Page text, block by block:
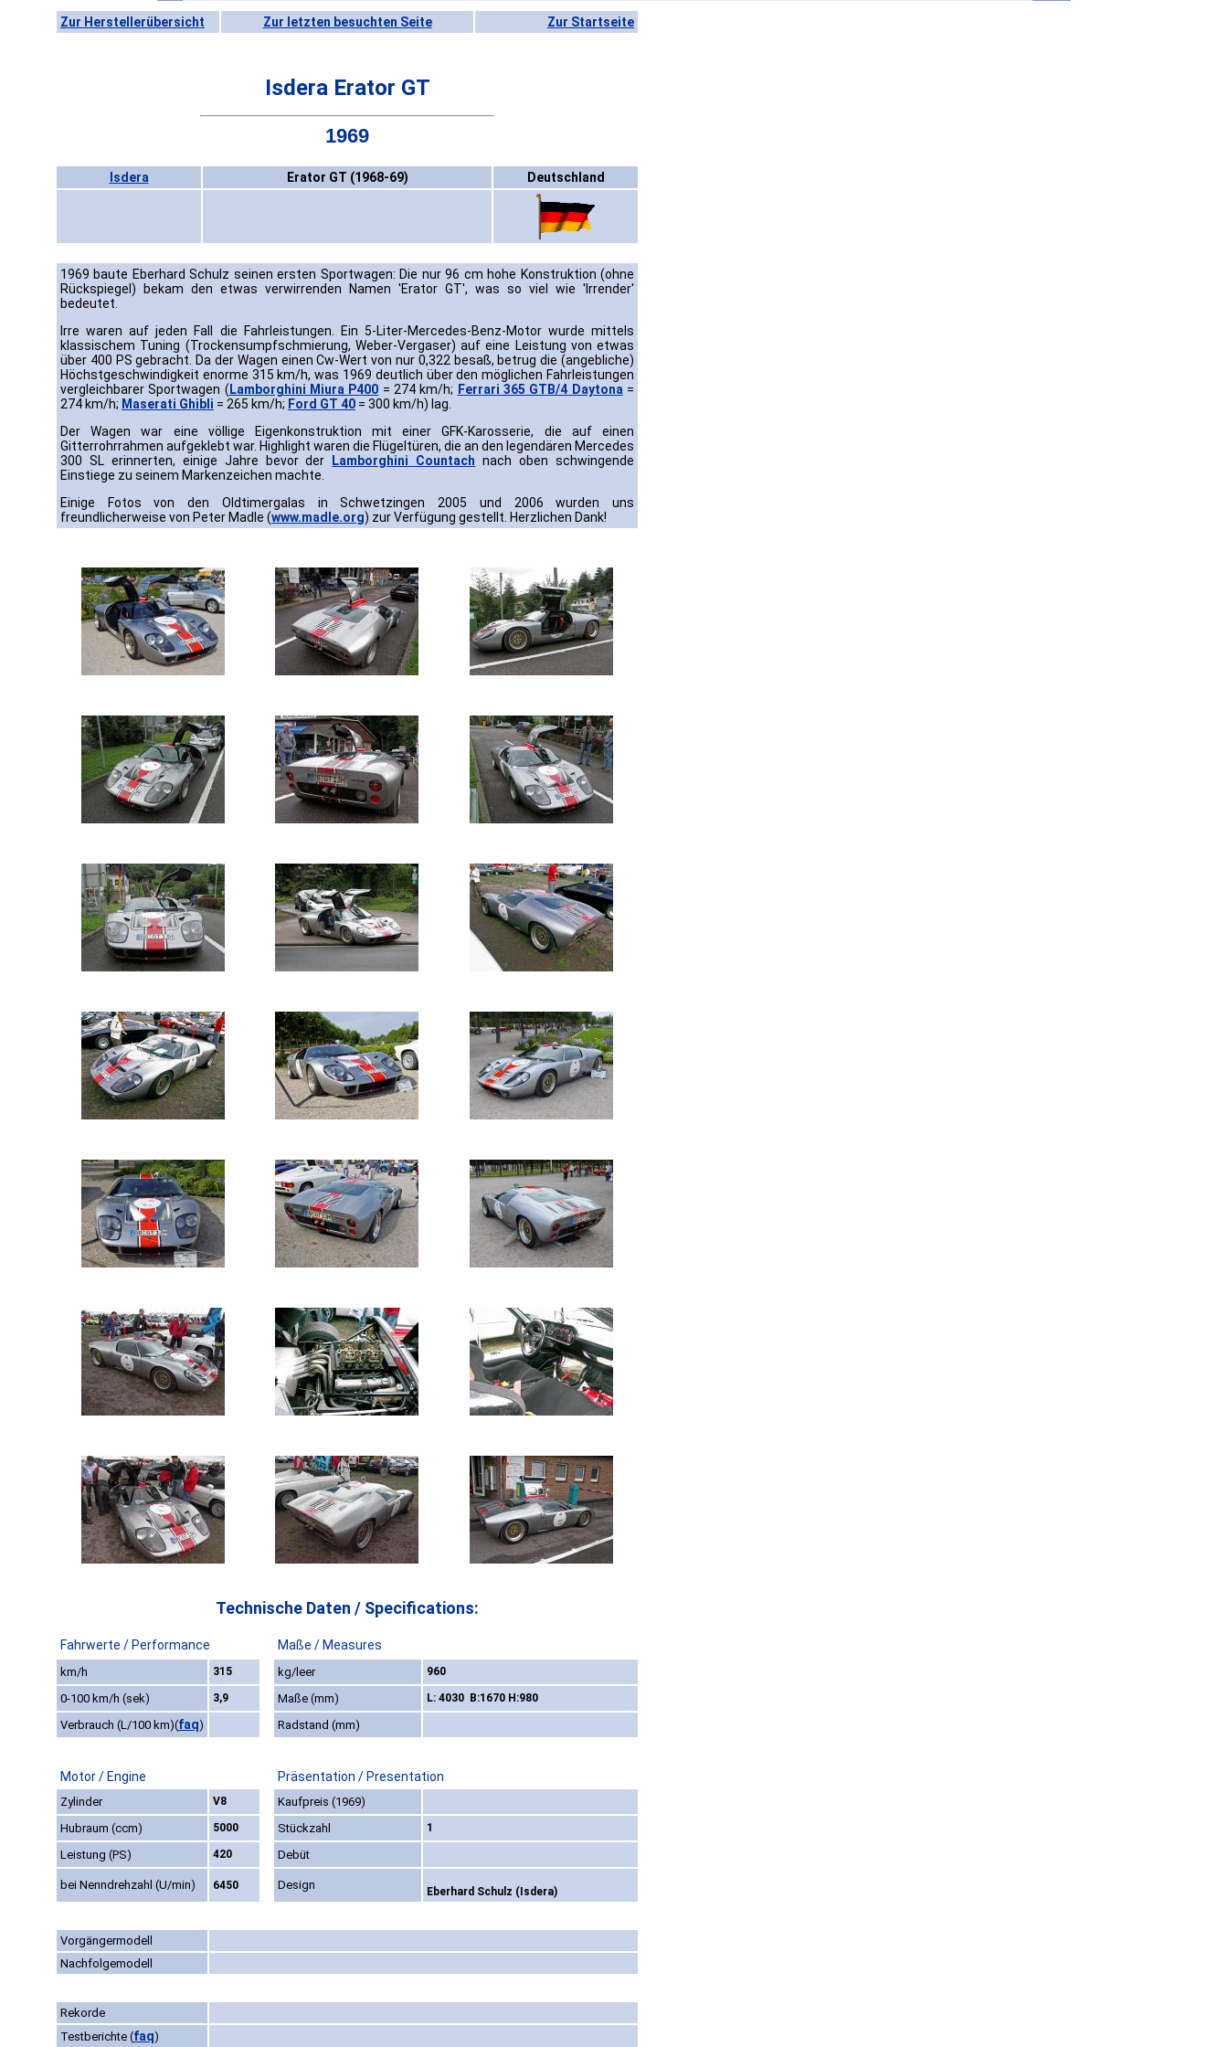
Zur Herstellerübersicht Zur letzten besuchten Seite Zur Startseite
Isdera Erator GT
1969
Isdera Erator GT (1968-69) Deutschland
1969 baute Eberhard Schulz seinen ersten Sportwagen: Die nur 96 cm hohe Konstruktion (ohne
Rückspiegel) bekam den etwas verwirrenden Namen 'Erator GT', was so viel wie 'Irrender'
bedeutet.
Irre waren auf jeden Fall die Fahrleistungen. Ein 5-Liter-Mercedes-Benz-Motor wurde mittels
klassischem Tuning (Trockensumpfschmierung, Weber-Vergaser) auf eine Leistung von etwas
über 400 PS gebracht. Da der Wagen einen Cw-Wert von nur 0,322 besaß, betrug die (angebliche)
Höchstgeschwindigkeit enorme 315 km/h, was 1969 deutlich über den möglichen Fahrleistungen
vergleichbarer Sportwagen ( Lamborghini Miura P400 = 274 km/h; Ferrari 365 GTB/4 Daytona =
274 km/h; Maserati Ghibli = 265 km/h; Ford GT 40 = 300 km/h) lag.
Der Wagen war eine völlige Eigenkonstruktion mit einer GFK-Karosserie, die auf einen
Gitterrohrrahmen aufgeklebt war. Highlight waren die Flügeltüren, die an den legendären Mercedes
300 SL erinnerten, einige Jahre bevor der
Lamborghini Countach nach oben schwingende
Einstiege zu seinem Markenzeichen machte.
Einige Fotos von den Oldtimergalas in Schwetzingen 2005 und 2006 wurden uns
freundlicherweise von Peter Madle (www.madle.org) zur Verfügung gestellt. Herzlichen Dank!
Technische Daten / Specifications:
Fahrwerte / Performance Maße / Measures
km/h 315 kg/leer 960
0-100 km/h (sek) 3,9 Maße (mm) L: 4030 B:1670 H:980
Verbrauch (L/100 km)(faq) Radstand (mm)
Motor / Engine Präsentation / Presentation
Zylinder V8
Kaufpreis (1969)
Hubraum (ccm)
5000 Stückzahl 1
Leistung (PS) 420 Debüt
bei Nenndrehzahl (U/min) 6450 Design Eberhard Schulz (Isdera)
Vorgängermodell
Nachfolgemodell
Rekorde
Testberichte (faq)